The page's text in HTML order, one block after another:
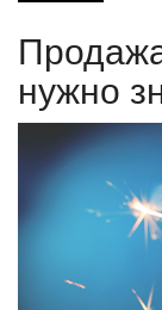
КАЗАХСТАН
нужно